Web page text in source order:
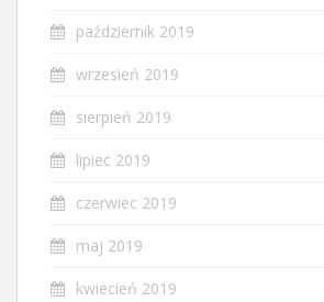
październik 2019
wrzesień 2019
sierpień 2019
lipiec 2019
czerwiec 2019
maj 2019
kwiecień 2019